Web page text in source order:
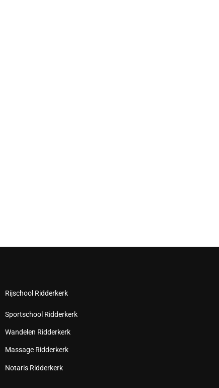
Rijschool Ridderkerk
Sportschool Ridderkerk
Wandelen Ridderkerk
Massage Ridderkerk
Notaris Ridderkerk